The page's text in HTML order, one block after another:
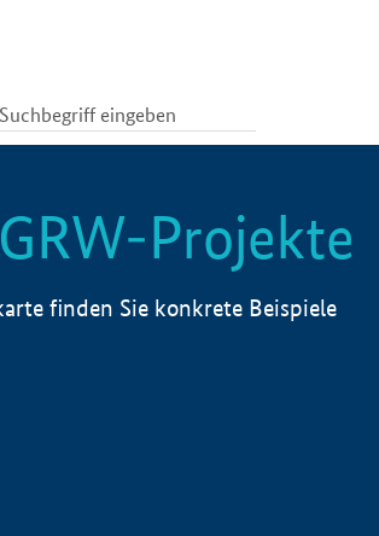
Projekte
finden Sie konkrete Beispiele